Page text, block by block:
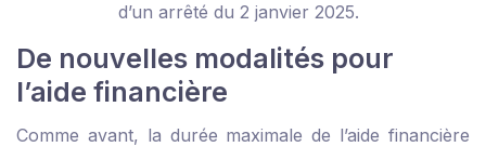
d’un arrêté du 2 janvier 2025.
De nouvelles modalités pour
l’aide financière
Comme avant, la durée maximale de l’aide financière